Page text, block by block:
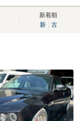
新着順
新
古